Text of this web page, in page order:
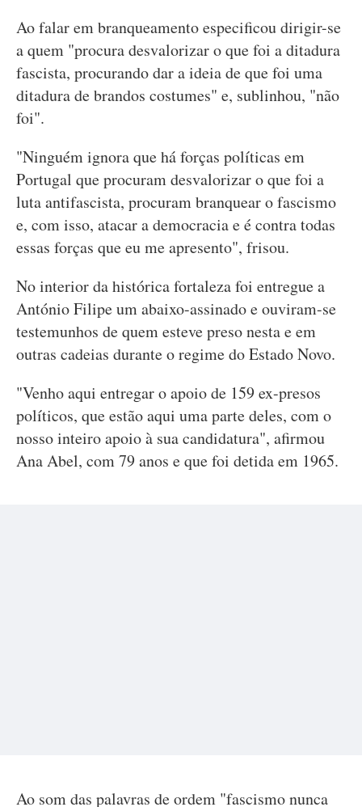
Ao falar em branqueamento especificou dirigir-se
a quem "procura desvalorizar o que foi a ditadura
fascista, procurando dar a ideia de que foi uma
ditadura de brandos costumes" e, sublinhou, "não
foi".
"Ninguém ignora que há forças políticas em
Portugal que procuram desvalorizar o que foi a
luta antifascista, procuram branquear o fascismo
e, com isso, atacar a democracia e é contra todas
essas forças que eu me apresento", frisou.
No interior da histórica fortaleza foi entregue a
António Filipe um abaixo-assinado e ouviram-se
testemunhos de quem esteve preso nesta e em
outras cadeias durante o regime do Estado Novo.
"Venho aqui entregar o apoio de 159 ex-presos
políticos, que estão aqui uma parte deles, com o
nosso inteiro apoio à sua candidatura", afirmou
Ana Abel, com 79 anos e que foi detida em 1965.
Ao som das palavras de ordem "fascismo nunca